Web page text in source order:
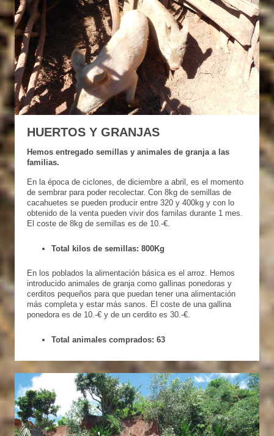
HUERTOS Y GRANJAS
Hemos entregado semillas y animales de granja a las
familias.
En la época de ciclones, de diciembre a abril, es el momento
de sembrar para poder recolectar. Con 8kg de semillas de
cacahuetes se pueden producir entre 320 y 400kg y con lo
obtenido de la venta pueden vivir dos familas durante 1 mes.
El coste de 8kg de semillas es de 10.-€.
Total kilos de semillas: 800Kg
En los poblados la alimentación básica es el arroz. Hemos
introducido animales de granja como gallinas ponedoras y
cerditos pequeños para que puedan tener una alimentación
más completa y estar más sanos. El coste de una gallina
ponedora es de 10.-€ y de un cerdito es 30.-€.
Total animales comprados: 63